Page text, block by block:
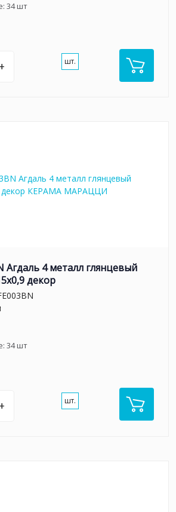
34шт
+ шт.
Агдаль 4 металл глянцевый
декор
34шт
+ шт.